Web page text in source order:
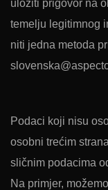
uložiti prigovor na
temelju legitimnog
niti jedna metoda
Podaci koji nisu
osobni trećim
sličnim podacima
Na primjer,